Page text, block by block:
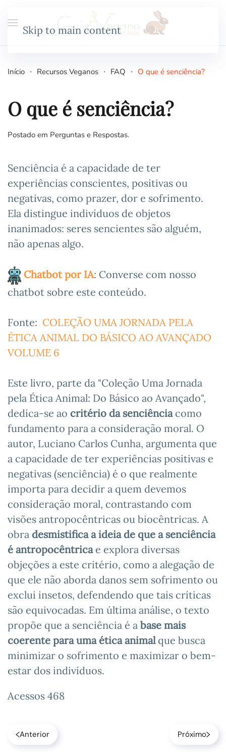
Skip to main content
Início Recursos Veganos FAQ O que é senciência?
O que é senciência?
Postado em Perguntas e Respostas.
Senciência é a capacidade de ter
experiências conscientes, positivas ou
negativas, como prazer, dor e sofrimento.
Ela distingue indivíduos de objetos
inanimados: seres sencientes são alguém,
não apenas algo.
Chatbot por IA: Converse com nosso
chatbot sobre este conteúdo.
Fonte: COLEÇÃO UMA JORNADA PELA
ÉTICA ANIMAL DO BÁSICO AO AVANÇADO
VOLUME 6
Este livro, parte da "Coleção Uma Jornada
pela Ética Animal: Do Básico ao Avançado",
dedica-se ao critério da senciênciacomo
fundamento para a consideração moral. O
autor, Luciano Carlos Cunha, argumenta que
a capacidade de ter experiências positivas e
negativas (senciência) é o que realmente
importa para decidir a quem devemos
consideração moral, contrastando com
visões antropocêntricas ou biocêntricas. A
obra desmistifica a ideia de que a senciência
é antropocêntricae explora diversas
objeções a este critério, como a alegação de
que ele não aborda danos sem sofrimento ou
exclui insetos, defendendo que tais críticas
são equivocadas. Em última análise, o texto
propõe que a senciência é a base mais
coerente para uma ética animalque busca
minimizar o sofrimento e maximizar o bem-
estar dos indivíduos.
Acessos 468
Anterior Próximo